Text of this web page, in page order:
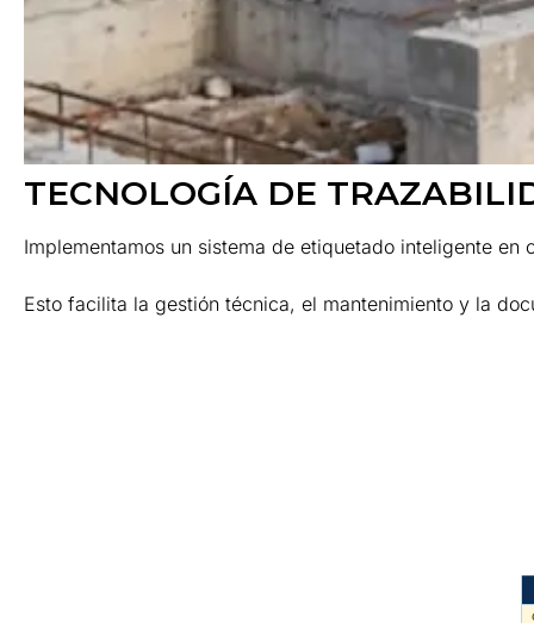
TECNOLOGÍA DE
Implementamos un sistema de etiquetado inteligente
Esto facilita la gestión técnica, el mantenimiento y la